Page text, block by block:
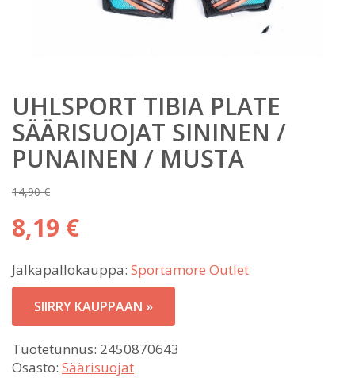
UHLSPORT TIBIA PLATE
SÄÄRISUOJAT SININEN /
PUNAINEN / MUSTA
14,90€
Alkuperäinen
hinta
14,90 €.
8,19 €
hinta
on:
8,19 €.
Jalkapallokauppa: Sportamore Outlet
SIIRRY KAUPPAAN »
Tuotetunnus: 2450870643
Osasto: Säärisuojat